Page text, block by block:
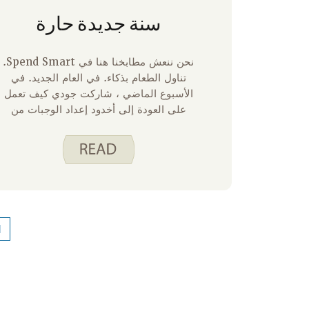
سنة جديدة حارة
نحن ننعش مطابخنا هنا في Spend Smart.
تناول الطعام بذكاء. في العام الجديد. في
الأسبوع الماضي ، شاركت جودي كيف تعمل
على العودة إلى أخدود إعداد الوجبات من
الغداء. سلطت الضوء على وصفة الفلفل
الحار النباتي وشاركت أيضا بعض النصائح